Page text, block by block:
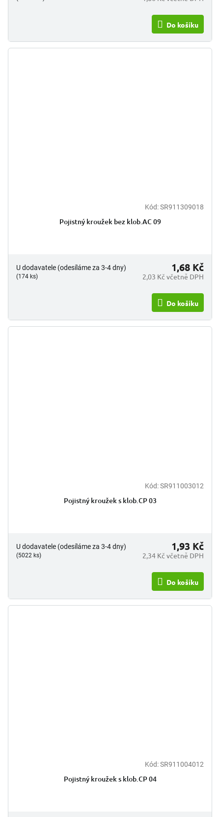
Do košíku
Kód:SR911309018
Pojistný kroužek bez klob.AC 09
U dodavatele (odesíláme za 3-4 dny)
(174 ks) 2,03 Kč včetně DPH
1,68 Kč
Do košíku
Kód:SR911003012
Pojistný kroužek s klob.CP 03
U dodavatele (odesíláme za 3-4 dny)
(5022 ks) 2,34 Kč včetně DPH
1,93 Kč
Do košíku
Kód:SR911004012
Pojistný kroužek s klob.CP 04